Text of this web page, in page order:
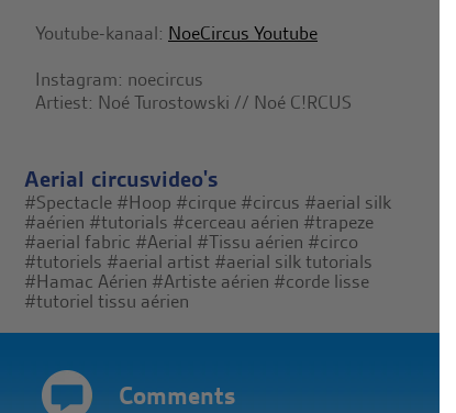
Youtube-kanaal: NoeCircus Youtube
Instagram: noecircus
Artiest: Noé Turostowski // Noé C!RCUS
Aerial circusvideo's
#Spectacle #Hoop #cirque #circus #aerial silk
#aérien #tutorials #cerceau aérien #trapeze
#aerial fabric #Aerial #Tissu aérien #circo
#tutoriels #aerial artist #aerial silk tutorials
#Hamac Aérien #Artiste aérien #corde lisse
#tutoriel tissu aérien
Comments